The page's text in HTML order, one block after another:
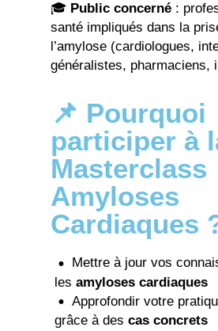
🎓 Public concerné :
santé impliqués dans la
l’amylose (cardiologues,
généralistes,
📌 Pourquoi
participer à
Masterclass
Amyloses
Cardiaques
Mettre à jour vos
les amyloses cardiaques
Approfondir votre
grâce à des cas concrets